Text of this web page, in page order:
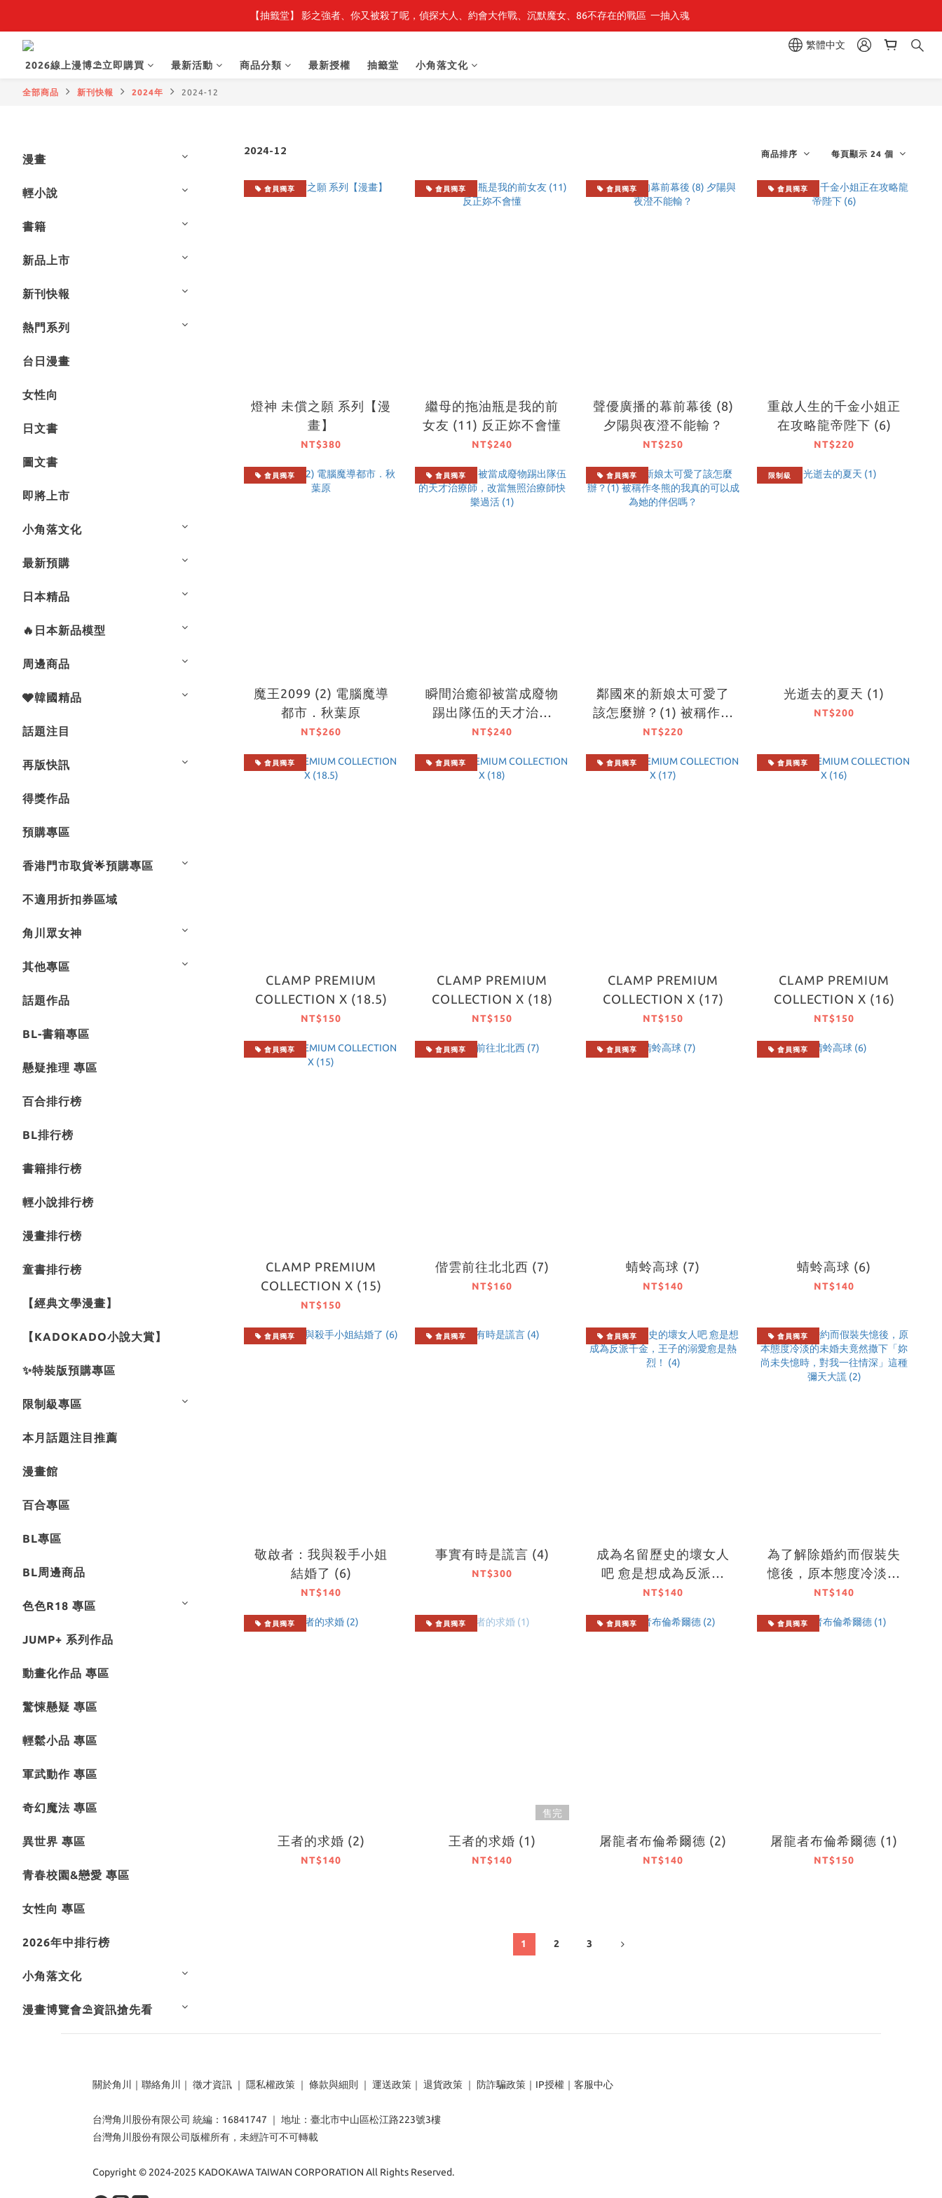
【轉生史萊姆】系列書展🌟系列小說 79 折，滿$389送「完節紀念明信片組」
【抽籤堂】 影之強者、你又被殺了呢，偵探大人、約會大作戰、沉默魔女、86不存在的戰區  一抽入魂
繁體中文
2026線上漫博⛱️立即購買
最新活動 商品分類 最新授權 抽籤堂 小角落文化
全部商品 新刊快報 2024年 2024-12
漫畫
輕小說
書籍
新品上市
新刊快報
熱門系列
台日漫畫
女性向
日文書
圖文書
即將上市
小角落文化
最新預購
日本精品
🔥日本新品模型
周邊商品
🩶韓國精品
話題注目
再版快訊
得獎作品
預購專區
香港門市取貨🌟預購專區
不適用折扣券區域
角川眾女神
其他專區
話題作品
BL-書籍專區
懸疑推理 專區
百合排行榜
BL排行榜
書籍排行榜
輕小說排行榜
漫畫排行榜
童書排行榜
【經典文學漫畫】
【KADOKADO小說大賞】
✨特裝版預購專區
限制級專區
本月話題注目推薦
漫畫館
百合專區
BL專區
BL周邊商品
色色R18 專區
JUMP+ 系列作品
動畫化作品 專區
驚悚懸疑 專區
輕鬆小品 專區
軍武動作 專區
奇幻魔法 專區
異世界 專區
青春校園&戀愛 專區
女性向 專區
2026年中排行榜
小角落文化
漫畫博覽會⛱️資訊搶先看
2024-12 商品排序 每頁顯示 24 個
會員獨享
燈神 未償之願 系列【漫
畫】
NT$380
會員獨享
繼母的拖油瓶是我的前
女友 (11) 反正妳不會懂
NT$240
會員獨享
聲優廣播的幕前幕後 (8)
夕陽與夜澄不能輸？
NT$250
會員獨享
重啟人生的千金小姐正
在攻略龍帝陛下 (6)
NT$220
會員獨享
魔王2099 (2) 電腦魔導
都市．秋葉原
NT$260
會員獨享
瞬間治癒卻被當成廢物
踢出隊伍的天才治療
師，改當無照治療師快
NT$240
會員獨享
鄰國來的新娘太可愛了
該怎麼辦？(1) 被稱作冬
熊的我真的可以成為她
NT$220
限制級
光逝去的夏天 (1)
NT$200
會員獨享
CLAMP PREMIUM
COLLECTION X (18.5)
NT$150
會員獨享
CLAMP PREMIUM
COLLECTION X (18)
NT$150
會員獨享
CLAMP PREMIUM
COLLECTION X (17)
NT$150
會員獨享
CLAMP PREMIUM
COLLECTION X (16)
NT$150
會員獨享
CLAMP PREMIUM
COLLECTION X (15)
NT$150
會員獨享
偕雲前往北北西 (7)
NT$160
會員獨享
蜻蛉高球 (7)
NT$140
會員獨享
蜻蛉高球 (6)
NT$140
會員獨享
敬啟者：我與殺手小姐
結婚了 (6)
NT$140
會員獨享
事實有時是謊言 (4)
NT$300
會員獨享
成為名留歷史的壞女人
吧 愈是想成為反派千
金，王子的溺愛愈是熱
NT$140
會員獨享
為了解除婚約而假裝失
憶後，原本態度冷淡的
未婚夫竟然撒下「妳尚
深」這種彌天大謊 (2)
NT$140
會員獨享
王者的求婚 (2)
NT$140
會員獨享
售完
王者的求婚 (1)
NT$140
會員獨享
屠龍者布倫希爾德 (2)
NT$140
會員獨享
屠龍者布倫希爾德 (1)
NT$150
1 2 3
關於角川 ｜ 聯絡角川 ｜ 徵才資訊 ｜ 隱私權政策 ｜ 條款與細則 ｜ 運送政策 ｜ 退貨政策 ｜ 防詐騙政策 ｜ IP授權 ｜ 客服中心
台灣角川股份有限公司 統編：16841747 ｜ 地址：臺北市中山區松江路223號3樓
台灣角川股份有限公司版權所有，未經許可不可轉載
Copyright © 2024-2025 KADOKAWA TAIWAN CORPORATION All Rights Reserved.